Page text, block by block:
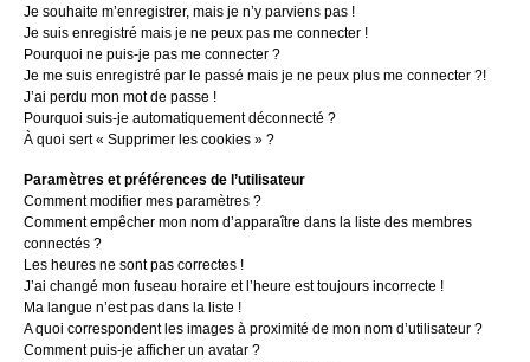
Je souhaite m’enregistrer, mais je n’y parviens pas !
Je suis enregistré mais je ne peux pas me connecter !
Pourquoi ne puis-je pas me connecter ?
Je me suis enregistré par le passé mais je ne peux plus me connecter ?!
J’ai perdu mon mot de passe !
Pourquoi suis-je automatiquement déconnecté ?
À quoi sert « Supprimer les cookies » ?
Paramètres et préférences de l’utilisateur
Comment modifier mes paramètres ?
Comment empêcher mon nom d’apparaître dans la liste des membres
connectés ?
Les heures ne sont pas correctes !
J’ai changé mon fuseau horaire et l’heure est toujours incorrecte !
Ma langue n’est pas dans la liste !
A quoi correspondent les images à proximité de mon nom d’utilisateur ?
Comment puis-je afficher un avatar ?